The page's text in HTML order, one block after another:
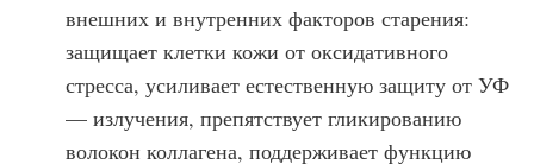
внешних и внутренних факторов старения:
защищает клетки кожи от оксидативного
стресса, усиливает естественную защиту от УФ
— излучения, препятствует гликированию
волокон коллагена, поддерживает функцию